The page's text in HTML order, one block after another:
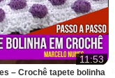
11:53
– Crochê tapete bolinha